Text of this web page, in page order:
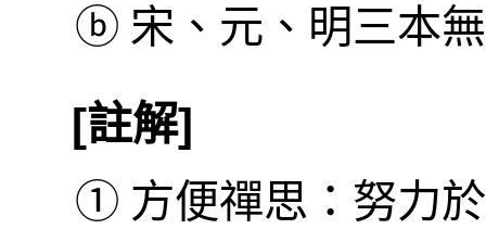
ⓑ 宋、元、明三本
[註解]
① 方便禪思：努力